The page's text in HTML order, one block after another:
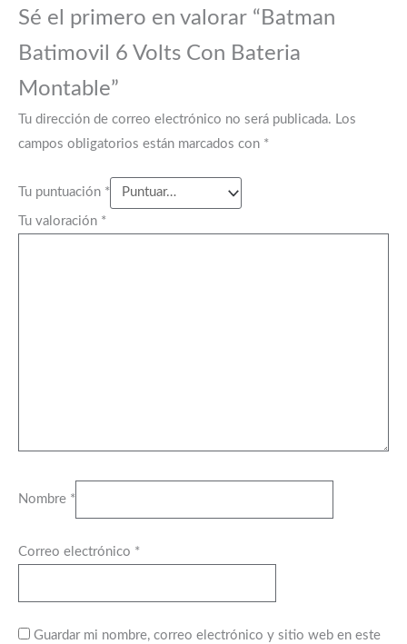
Sé el primero en valorar “Batman
Batimovil 6 Volts Con Bateria
Montable”
Tu dirección de correo electrónico no será publicada. Los
campos obligatorios están marcados con *
Tu puntuación *
Tu valoración *
Nombre *
Correo electrónico *
Guardar mi nombre, correo electrónico y sitio web en este